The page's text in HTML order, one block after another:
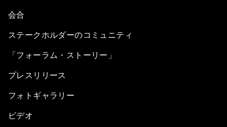
会合
ステークホルダーのコミュニティ
「フォーラム・ストーリー」
プレスリリース
フォトギャラリー
ビデオ